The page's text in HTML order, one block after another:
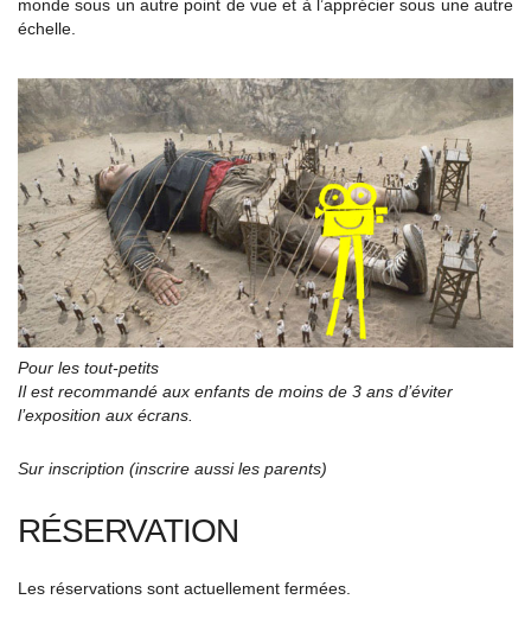
monde sous un autre point de vue et à l’apprécier sous une autre
échelle.
Pour les tout-petits
Il est recommandé aux enfants de moins de 3 ans d’éviter
l’exposition aux écrans.
Sur inscription (inscrire aussi les parents)
RÉSERVATION
Les réservations sont actuellement fermées.